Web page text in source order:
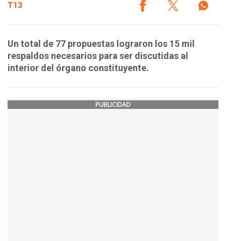
T13
Un total de 77 propuestas lograron los 15 mil
respaldos necesarios para ser discutidas al
interior del órgano constituyente.
PUBLICIDAD